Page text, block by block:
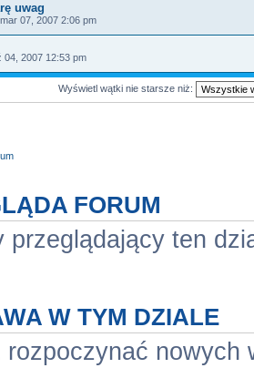
uwag
07, 2007 2:06 pm
04, 2007 12:53 pm
Wyświetl wątki nie starsze niż:
FORUM
przeglądający ten
W TYM DZIALE
rozpoczynać nowych